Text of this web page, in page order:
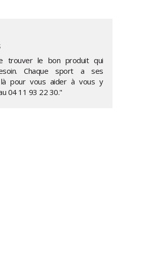
trouver le bon produit qui
Chaque sport a ses
pour vous aider à vous y
04 11 93 22 30."